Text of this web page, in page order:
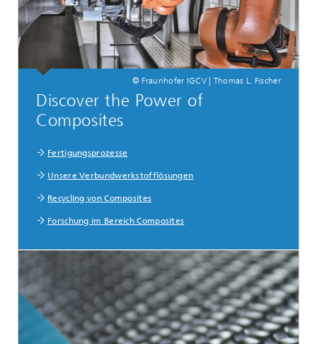
© Fraunhofer IGCV | Thomas L. Fischer
Discover the Power of
Composites
Fertigungsprozesse
Unsere Verbundwerkstofflösungen
Recycling von Composites
Forschung im Bereich Composites